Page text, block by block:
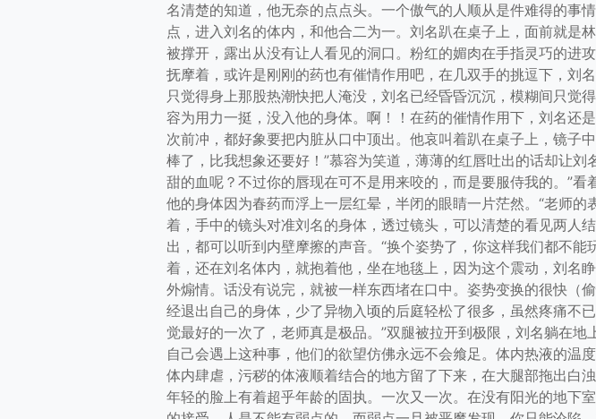
名清楚的知道，他无奈的点点头。一个傲气的人顺从是件难得的事
点，进入刘名的体内，和他合二为一。刘名趴在桌子上，面前就是
被撑开，露出从没有让人看见的洞口。粉红的媚肉在手指灵巧的进
抚摩着，或许是刚刚的药也有催情作用吧，在几双手的挑逗下，刘
只觉得身上那股热潮快把人淹没，刘名已经昏昏沉沉，模糊间只觉
容为用力一挺，没入他的身体。啊！！在药的催情作用下，刘名还
次前冲，都好象要把内脏从口中顶出。他哀叫着趴在桌子上，镜子
棒了，比我想象还要好！”慕容为笑道，薄薄的红唇吐出的话却让
甜的血呢？不过你的唇现在可不是用来咬的，而是要服侍我的。”
他的身体因为春药而浮上一层红晕，半闭的眼睛一片茫然。“老师
着，手中的镜头对准刘名的身体，透过镜头，可以清楚的看见两人
出，都可以听到内壁摩擦的声音。“换个姿势了，你这样我们都不
着，还在刘名体内，就抱着他，坐在地毯上，因为这个震动，刘名
外煽情。话没有说完，就被一样东西堵在口中。姿势变换的很快（
经退出自己的身体，少了异物入顷的后庭轻松了很多，虽然疼痛不
觉最好的一次了，老师真是极品。”双腿被拉开到极限，刘名躺在
自己会遇上这种事，他们的欲望仿佛永远不会飨足。体内热液的温
体内肆虐，污秽的体液顺着结合的地方留了下来，在大腿部拖出白
年轻的脸上有着超乎年龄的固执。一次又一次。在没有阳光的地下